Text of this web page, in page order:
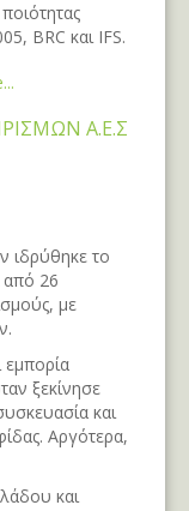
BRC και IFS.
Α.Ε.Σ
ιδρύθηκε το
από 26
με
εμπορία
ξεκίνησε
και
Αργότερα,
και